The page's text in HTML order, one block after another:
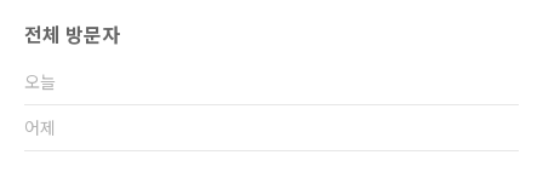
전체 방문자
오늘
어제